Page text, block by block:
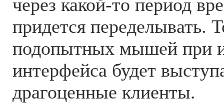
через какой-то период
придется переделывать.
подопытных мышей при
интерфейса будет
драгоценные клиенты.